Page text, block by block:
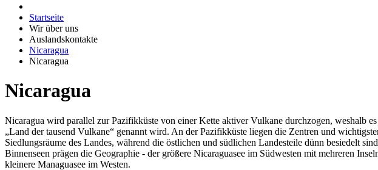
Startseite
Wir über uns
Auslandskontakte
Nicaragua
Nicaragua
Nicaragua
Nicaragua wird parallel zur Pazifikküste von einer Kette aktiver Vulkane durchzogen, weshalb es
„Land der tausend Vulkane“ genannt wird. An der Pazifikküste liegen die Zentren und
Siedlungsräume des Landes, während die östlichen und südlichen Landesteile dünn besiedelt
Binnenseen prägen die Geographie - der größere Nicaraguasee im Südwesten mit mehreren
kleinere Managuasee im Westen.